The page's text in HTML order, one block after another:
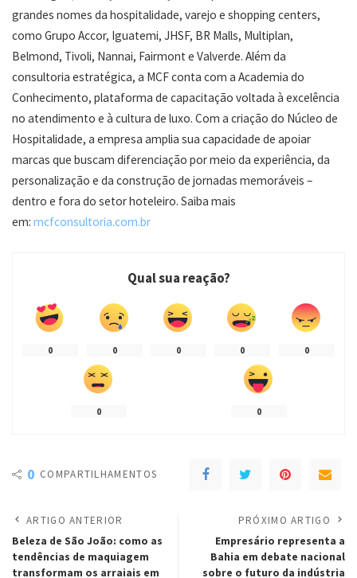
grandes nomes da hospitalidade, varejo e shopping centers,
como Grupo Accor, Iguatemi, JHSF, BR Malls, Multiplan,
Belmond, Tivoli, Nannai, Fairmont e Valverde. Além da
consultoria estratégica, a MCF conta com a Academia do
Conhecimento, plataforma de capacitação voltada à excelência
no atendimento e à cultura de luxo. Com a criação do Núcleo de
Hospitalidade, a empresa amplia sua capacidade de apoiar
marcas que buscam diferenciação por meio da experiência, da
personalização e da construção de jornadas memoráveis –
dentro e fora do setor hoteleiro. Saiba mais
em: mcfconsultoria.com.br
Qual sua reação?
0 0 0 0 0
0 0
0 COMPARTILHAMENTOS
ARTIGO ANTERIOR
Beleza de São João: como as
tendências de maquiagem
transformam os arraiais em
PRÓXIMO ARTIGO
Empresário representa a
Bahia em debate nacional
sobre o futuro da indústria